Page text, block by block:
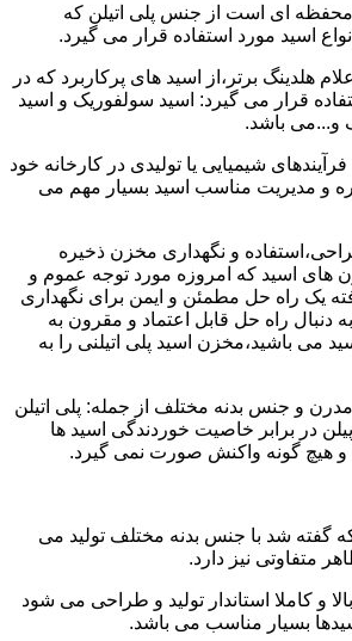
محفظه ای است از جنس پلی اتیلن که
اسید مورد استفاده قرار می گیرد.
هلدینگ برتر،از اسید های پرکاربرد که در
قرار می گیرد: اسید سولفوریک و اسید
و...می باشد.
فرآیندهای شیمیایی یا تولیدی در کارخانه خود
و مدیریت مناسب اسید بسیار مهم می
و نگهداری مخزن ذخیره
اسید که امروزه مورد توجه عموم و
یک راه حل مطمئن و ایمن برای نگهداری
دنبال راه حل قابل اعتماد و مقرون به
می باشید،مخزن اسید پلی اتیلنی را به
و جنس بدنه مختلف از جمله: پلی اتیلن
در برابر خاصیت خوردندگی اسید ها
و هیچ گونه واکنش صورت نمی گیرد.
گفته شد با جنس بدنه مختلف تولید می
متفاوتی نیز دارد.
و کاملا استاندار تولید و طراحی می شود
بسیار مناسب می باشد.